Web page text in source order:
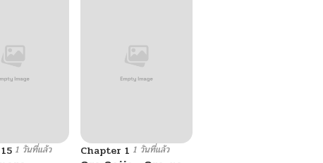
1 วันที่แล้ว Chapter 1 1 วันที่แล้ว